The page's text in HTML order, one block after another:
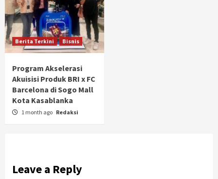
Berita Terkini Bisnis
Program Akselerasi
Akuisisi Produk BRI x FC
Barcelona di Sogo Mall
Kota Kasablanka
1 month ago Redaksi
Leave a Reply